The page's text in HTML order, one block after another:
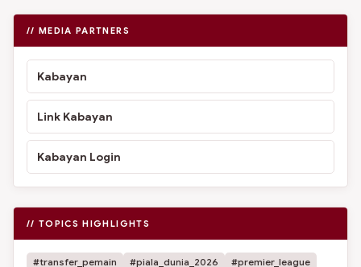
// MEDIA PARTNERS
Kabayan
Link Kabayan
Kabayan Login
// TOPICS HIGHLIGHTS
#transfer_pemain #piala_dunia_2026
#premier_league